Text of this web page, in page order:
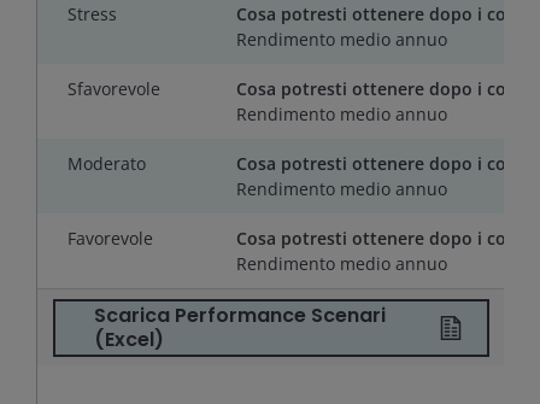
Stress
Cosa potresti ottenere dopo i costi
Rendimento medio annuo
Sfavorevole
Cosa potresti ottenere dopo i costi
Rendimento medio annuo
Moderato
Cosa potresti ottenere dopo i costi
Rendimento medio annuo
Favorevole
Cosa potresti ottenere dopo i costi
Rendimento medio annuo
Scarica Performance Scenari
(Excel)